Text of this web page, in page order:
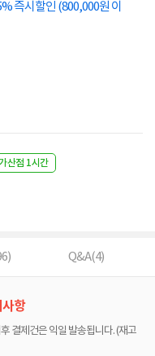
즉시할인 (800,000원 이
산점 1시간
) Q&A(4)
항
결제건은 익일 발송됩니다. (재고